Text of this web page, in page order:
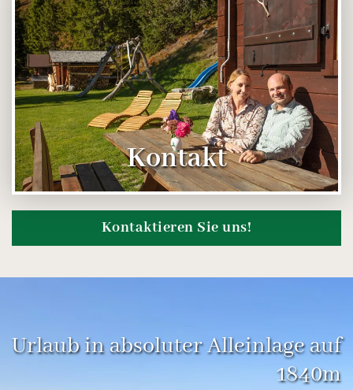
Kontakt
Kontaktieren Sie uns!
Urlaub in absoluter Alleinlage auf
1840m